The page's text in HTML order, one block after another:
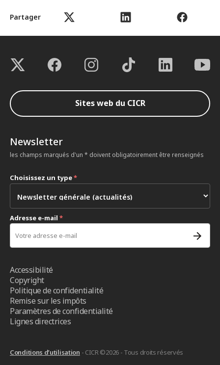
Partager
Sites web du CICR
Newsletter
les champs marqués d'un * doivent obligatoirement être renseignés
Choisissez un type*
Adresse e-mail *
Accessibilité
Copyright
Politique de confidentialité
Remise sur les impôts
Paramètres de confidentialité
Lignes directrices
Conditions d’utilisation - CICR ©2026 - Tous droits réservés